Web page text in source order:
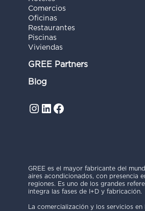
Comercios
Oficinas
Restaurantes
Piscinas
Viviendas
GREE Partners
Blog
Instagram
LinkedIn
Facebook
GREE es el mayor fabricante del
aires acondicionados, con presencia
regiones. Es uno de los grandes
integra las fases de I+D y fabricación.
La comercialización y los servicios en